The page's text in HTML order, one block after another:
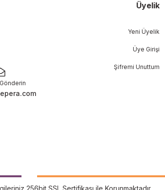
Üyelik
Yeni Üyelik
Üye Girişi
Şifremi Unuttum
256bit SSL Sertifikası ile Korunmaktadır.